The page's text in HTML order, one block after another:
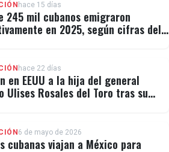
hace 15 días
245 mil cubanos emigraron
en 2025, según cifras del
hace 22 días
en EEUU a la hija del general
Ulises Rosales del Toro tras su
6 de mayo de 2026
cubanas viajan a México para